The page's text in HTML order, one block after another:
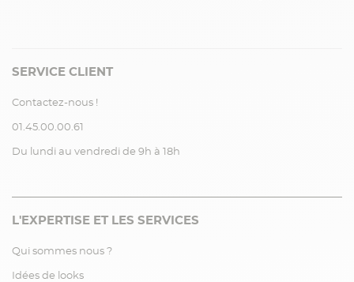
SERVICE CLIENT
Contactez-nous !
01.45.00.00.61
Du lundi au vendredi de 9h à 18h
L'EXPERTISE ET LES SERVICES
Qui sommes nous ?
Idées de looks